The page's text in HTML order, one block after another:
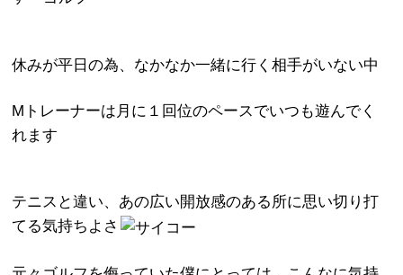
休みが平日の為、なかなか一緒に行く相手がいない中
Mトレーナーは月に１回位のペースでいつも遊んでく
れます
テニスと違い、あの広い開放感のある所に思い切り打
てる気持ちよさ